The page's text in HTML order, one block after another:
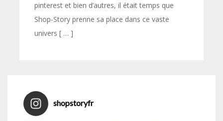
pinterest et bien d’autres, il était temps que
Shop-Story prenne sa place dans ce vaste
univers [ … ]
shopstoryfr